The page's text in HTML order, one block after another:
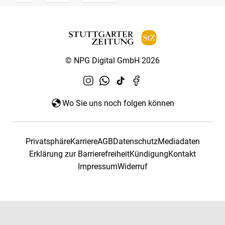
© NPG Digital GmbH 2026
Wo Sie uns noch folgen können
PrivatsphäreKarriereAGBDatenschutzMediadaten
Erklärung zur BarrierefreiheitKündigungKontakt
ImpressumWiderruf